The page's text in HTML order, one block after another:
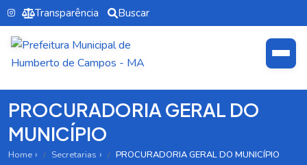
Transparência Buscar
PROCURADORIA GERAL DO
MUNICÍPIO
Home Secretarias PROCURADORIA GERAL DO MUNICÍPIO